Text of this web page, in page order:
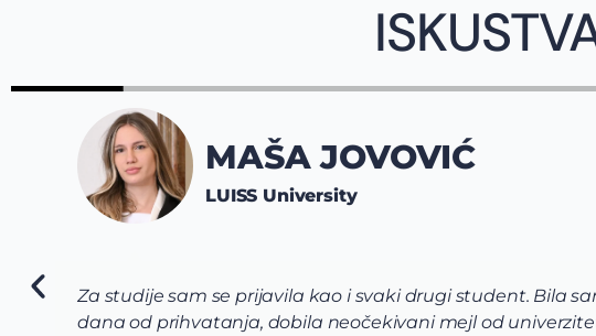
Za studije sam se prijavila kao i svaki drugi student. Bila
dana od prihvatanja, dobila neočekivani mejl od
MAŠA JOVOVIĆ
LUISS University